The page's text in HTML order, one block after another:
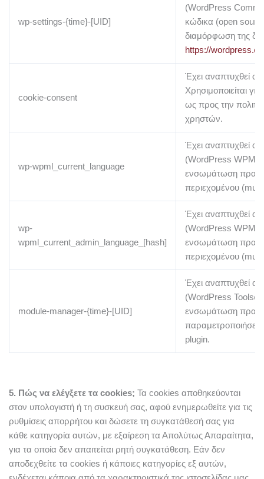
wp-settings-{time}-[UID]
(WordPress
κώδικα (open
διαμόρφωση της
https://
cookie-consent
Έχει αναπτυχθεί
Χρησιμοποιείται
ως προς την
χρηστών.
wp-wpml_current_language
Έχει αναπτυχθεί
(WordPress WPML
ενσωμάτωση
περιεχομένου
wp-
wpml_current_admin_language_[hash]
Έχει αναπτυχθεί
(WordPress WPML
ενσωμάτωση
περιεχομένου
module-manager-{time}-[UID]
Έχει αναπτυχθεί
(WordPress Toolset
ενσωμάτωση
plugin.
5. Πώς να ελέγξετε τα cookies; Τα cookies αποθηκεύονται
στον υπολογιστή ή τη συσκευή σας, αφού ενημερωθείτε για τις
ρυθμίσεις απορρήτου και δώσετε τη συγκατάθεσή σας για
κάθε κατηγορία αυτών, με εξαίρεση τα Απολύτως Απαραίτητα,
για τα οποία δεν απαιτείται ρητή συγκατάθεση. Εάν δεν
αποδεχθείτε τα cookies ή κάποιες κατηγορίες εξ αυτών,